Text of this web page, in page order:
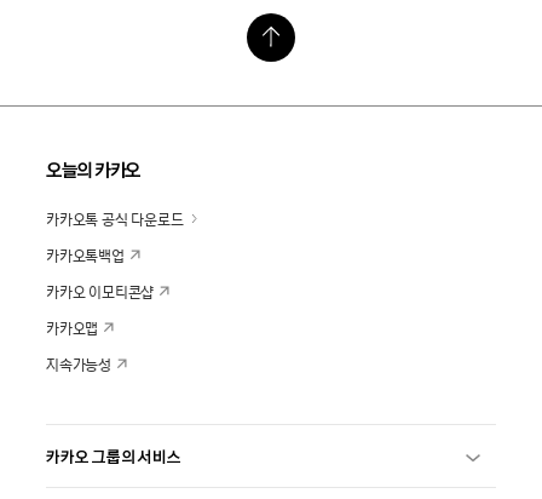
오늘의 카카오
카카오톡 공식 다운로드
카카오톡백업
카카오 이모티콘샵
카카오맵
지속가능성
카카오 그룹의 서비스